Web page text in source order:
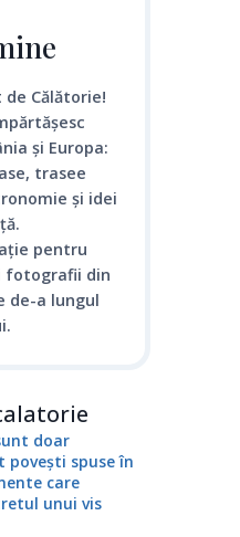
Călătorie!
și Europa:
trasee
și idei
pentru
fotografii din
de-a lungul
doar
povești spuse în
care
unui vis